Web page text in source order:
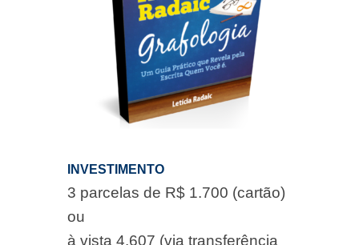
à vista 4.607 (via transferência
ou pix).
Assista aos depoimentos de alunos
do Curso de Grafologia Método